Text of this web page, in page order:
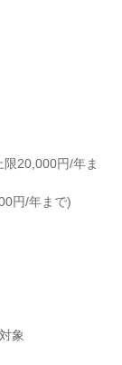
限20,000円/年ま
円/年まで)
象